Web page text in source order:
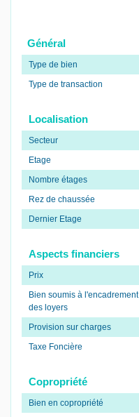
Général
Type de bien
Type de transaction
Localisation
Secteur
Etage
Nombre étages
Rez de chaussée
Dernier Etage
Aspects financiers
Prix
Bien soumis à l'encadrement
des loyers
Provision sur charges
Taxe Foncière
Copropriété
Bien en copropriété